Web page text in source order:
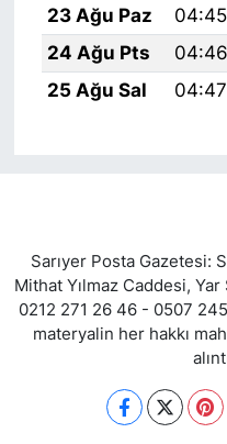
23 Ağu Paz
04:45
24 Ağu Pts
04:46
25 Ağu Sal
04:47
Sarıyer Posta Gazetesi:
Mithat Yılmaz Caddesi,
0212 271 26 46 - 0507
materyalin her hakkı